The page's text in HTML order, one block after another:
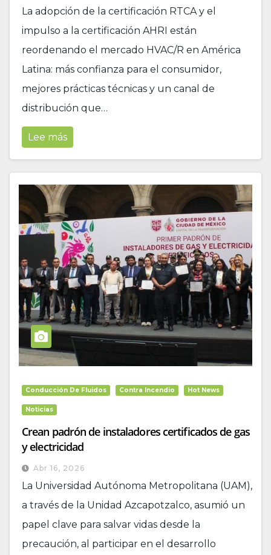
La adopción de la certificación RTCA y el
impulso a la certificación AHRI están
reordenando el mercado HVAC/R en América
Latina: más confianza para el consumidor,
mejores prácticas técnicas y un canal de
distribución que…
Lee más
Conducción De Fluidos Contra Incendio Hot News
Noticias
Crean padrón de instaladores certificados de gas
y electricidad
Abr 16, 2026
La Universidad Autónoma Metropolitana (UAM),
a través de la Unidad Azcapotzalco, asumió un
papel clave para salvar vidas desde la
precaución, al participar en el desarrollo